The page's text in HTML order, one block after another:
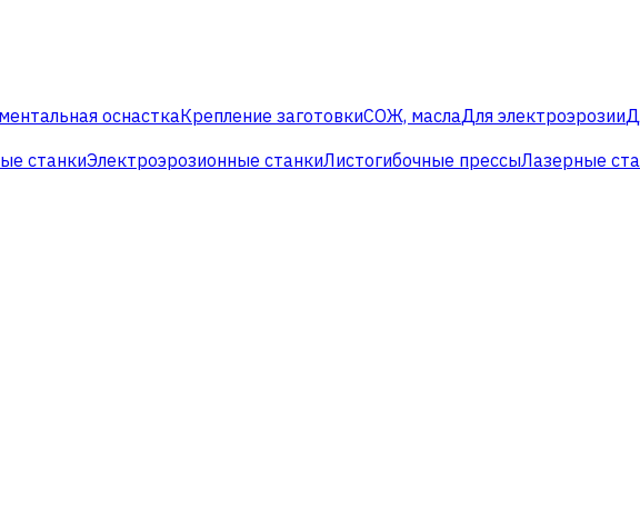
оснасткаКрепление заготовкиСОЖ, маслаДля электроэрозии
станкиЭлектроэрозионные станкиЛистогибочные прессыЛазерные